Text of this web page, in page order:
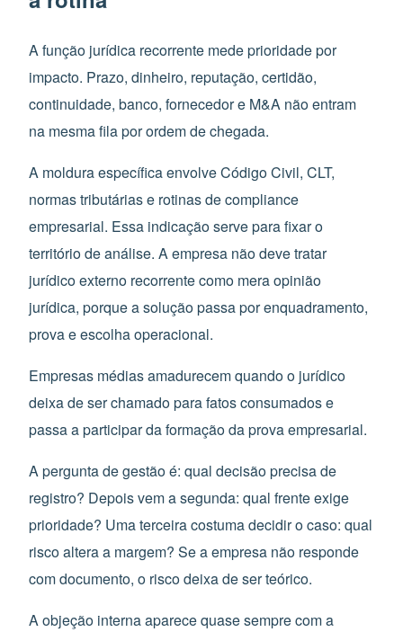
A função jurídica recorrente mede prioridade por
impacto. Prazo, dinheiro, reputação, certidão,
continuidade, banco, fornecedor e M&A não entram
na mesma fila por ordem de chegada.
A moldura específica envolve Código Civil, CLT,
normas tributárias e rotinas de compliance
empresarial. Essa indicação serve para fixar o
território de análise. A empresa não deve tratar
jurídico externo recorrente como mera opinião
jurídica, porque a solução passa por enquadramento,
prova e escolha operacional.
Empresas médias amadurecem quando o jurídico
deixa de ser chamado para fatos consumados e
passa a participar da formação da prova empresarial.
A pergunta de gestão é: qual decisão precisa de
registro? Depois vem a segunda: qual frente exige
prioridade? Uma terceira costuma decidir o caso: qual
risco altera a margem? Se a empresa não responde
com documento, o risco deixa de ser teórico.
A objeção interna aparece quase sempre com a